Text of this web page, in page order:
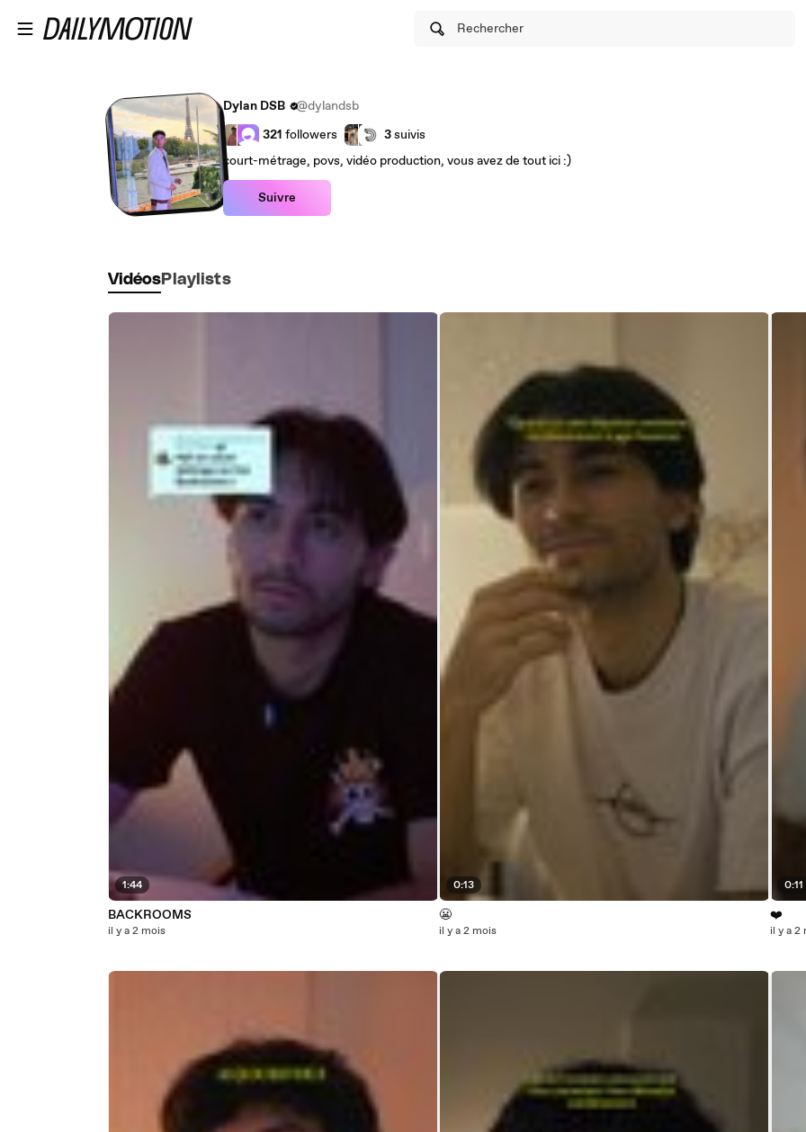
Rechercher
Dylan DSB
@dylandsb
321 followers 3suivis
court-métrage, povs, vidéo production, vous avez de tout ici :)
Suivre
Vidéos Playlists
1:44
BACKROOMS
il y a 2 mois
0:13
😬
il y a 2 mois
0:11
❤️‍
il y a 2